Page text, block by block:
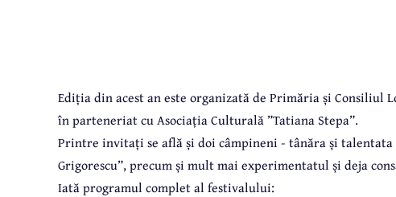
Ediția din acest an este organizată de Primăria și Consiliul
în parteneriat cu Asociația Culturală ”Tatiana Stepa”.
Printre invitați se află și doi câmpineni - tânăra și talentata
Grigorescu”, precum și mult mai experimentatul și deja
Iată programul complet al festivalului: